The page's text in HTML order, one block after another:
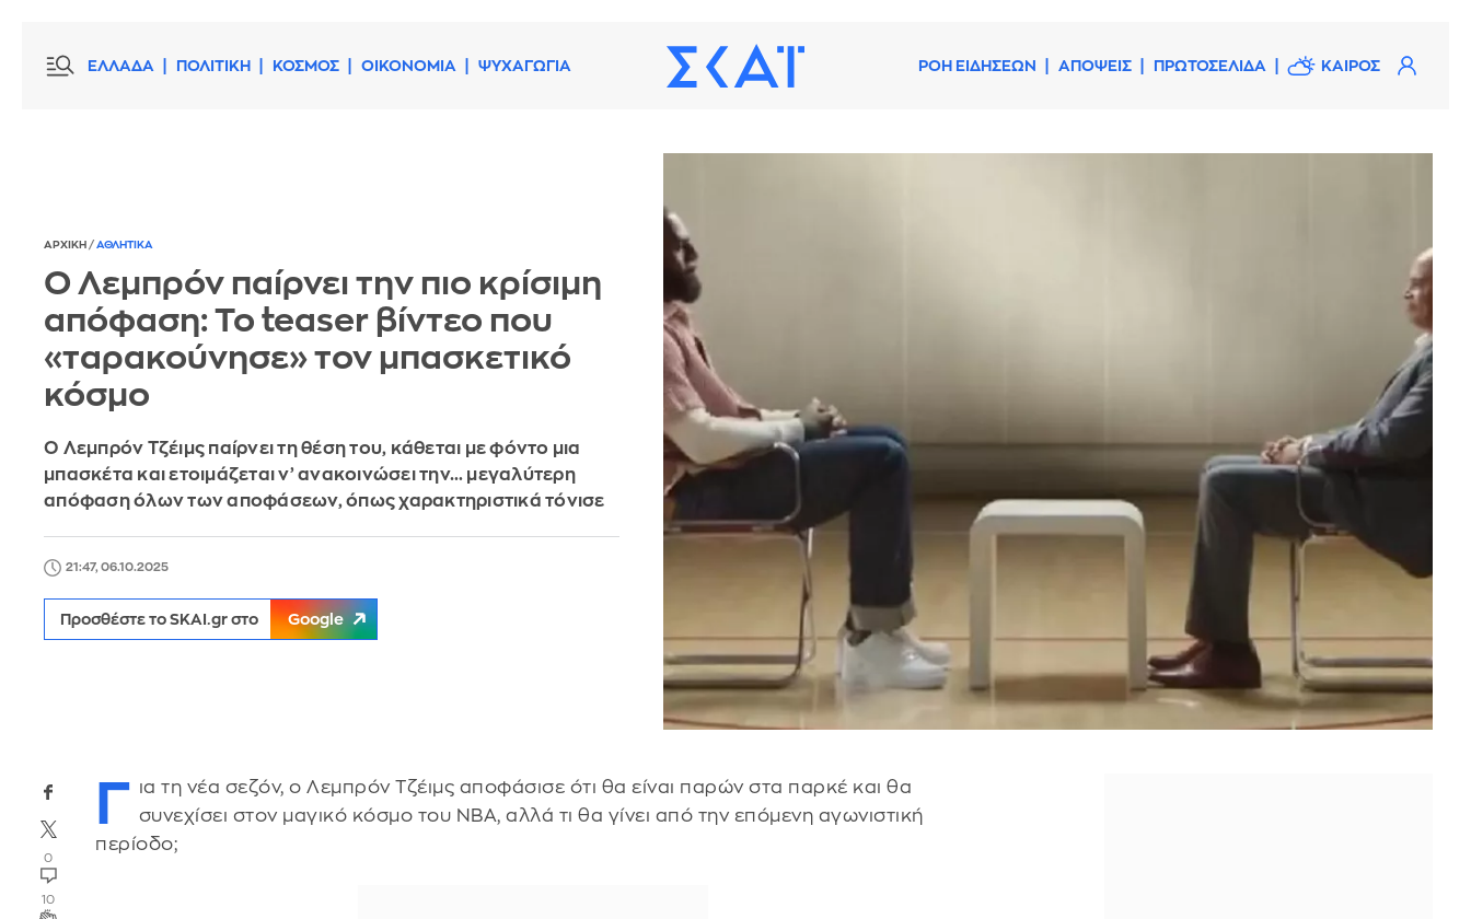
ΕΛΛΑΔΑ ΠΟΛΙΤΙΚΗ ΚΟΣΜΟΣ ΟΙΚΟΝΟΜΙΑ ΨΥΧΑΓΩΓΙΑ ΡΟΗ ΕΙΔΗΣΕΩΝ ΑΠΟΨΕΙΣ ΠΡΩΤΟΣΕΛΙΔΑ ΚΑΙΡΟΣ
ΑΡΧΙΚΗ / ΑΘΛΗΤΙΚΑ
Ο Λεμπρόν παίρνει την πιο κρίσιμη
απόφαση: Το teaser βίντεο που
«ταρακούνησε» τον μπασκετικό
κόσμο
Ο Λεμπρόν Τζέιμς παίρνει τη θέση του, κάθεται με φόντο μια
μπασκέτα και ετοιμάζεται ν’ ανακοινώσει την… μεγαλύτερη
απόφαση όλων των αποφάσεων, όπως χαρακτηριστικά τόνισε
21:47, 06.10.2025
Προσθέστε το SKAI.gr στο Google
0
10
Γ ια τη νέα σεζόν, ο Λεμπρόν Τζέιμς αποφάσισε ότι θα είναι παρών στα παρκέ και θα
συνεχίσει στον μαγικό κόσμο του NBA, αλλά τι θα γίνει από την επόμενη αγωνιστική
περίοδο;